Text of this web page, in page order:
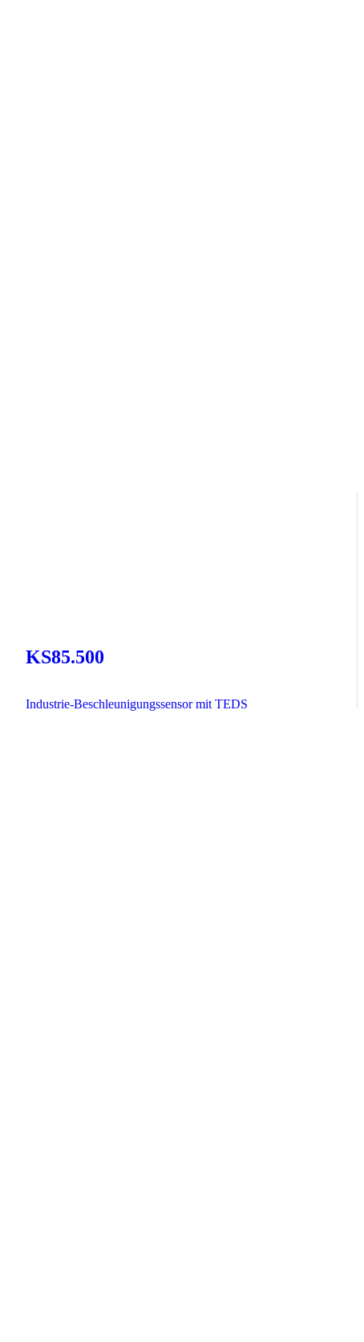
KS85.500
Industrie-Beschleunigungssensor mit TEDS